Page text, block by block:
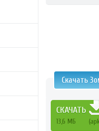
Скачать
СКАЧАТЬ
13,6 МБ